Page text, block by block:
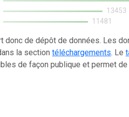
13453
11481
donc de dépôt de données. Les
la sectiontéléchargements. Le
de façon publique et permet